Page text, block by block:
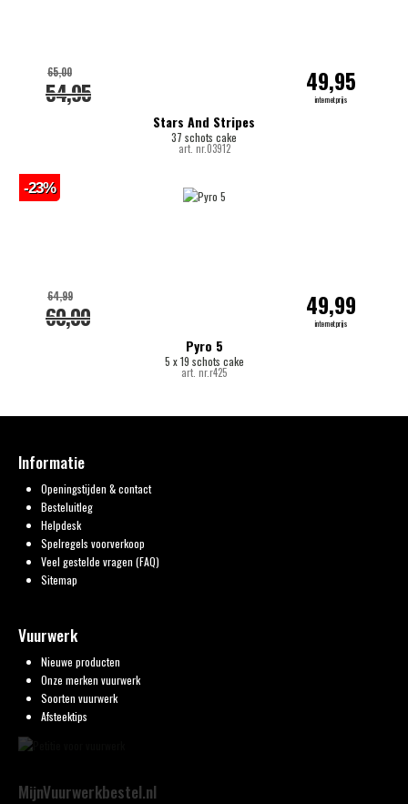
Stars And Stripes
37 schots cake
art. nr.03912
54,95
65,00 49,95
internetprijs
Pyro 5
5 x 19 schots cake
art. nr.r425
60,00
64,99 49,99
internetprijs
-23%
Informatie
Openingstijden & contact
Besteluitleg
Helpdesk
Spelregels voorverkoop
Veel gestelde vragen (FAQ)
Sitemap
Vuurwerk
Nieuwe producten
Onze merken vuurwerk
Soorten vuurwerk
Afsteektips
MijnVuurwerkbestel.nl